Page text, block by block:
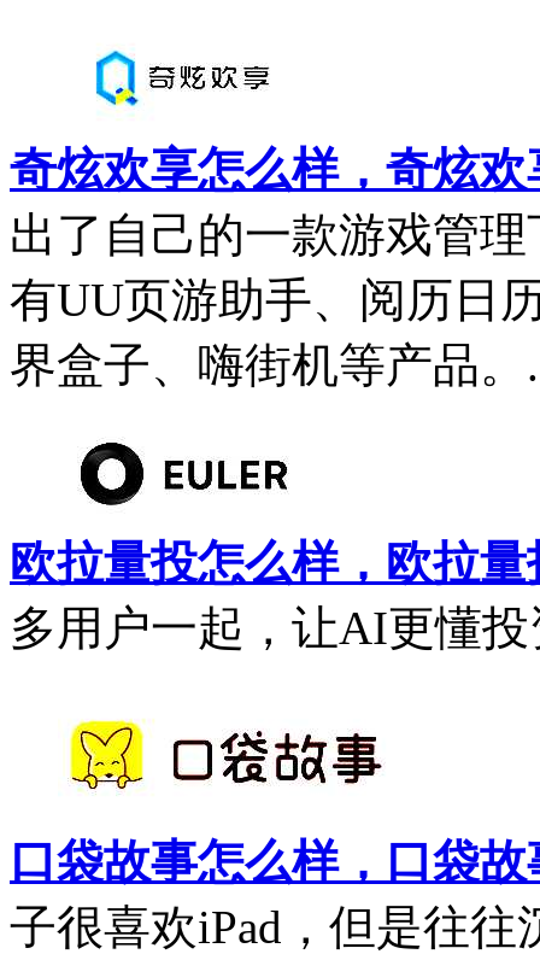
奇炫欢享怎么样，奇炫
出了自己的一款游戏管
有UU页游助手、阅历日
界盒子、嗨街机等产品。
欧拉量投怎么样，欧拉
多用户一起，让AI更懂投
口袋故事怎么样，口袋
子很喜欢iPad，但是往